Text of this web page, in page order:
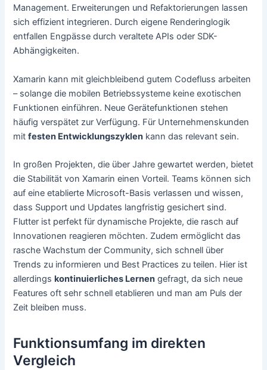
Management. Erweiterungen und Refaktorierungen lassen
sich effizient integrieren. Durch eigene Renderinglogik
entfallen Engpässe durch veraltete APIs oder SDK-
Abhängigkeiten.
Xamarin kann mit gleichbleibend gutem Codefluss arbeiten
– solange die mobilen Betriebssysteme keine exotischen
Funktionen einführen. Neue Gerätefunktionen stehen
häufig verspätet zur Verfügung. Für Unternehmenskunden
mitfesten Entwicklungszyklen kann das relevant sein.
In großen Projekten, die über Jahre gewartet werden, bietet
die Stabilität von Xamarin einen Vorteil. Teams können sich
auf eine etablierte Microsoft-Basis verlassen und wissen,
dass Support und Updates langfristig gesichert sind.
Flutter ist perfekt für dynamische Projekte, die rasch auf
Innovationen reagieren möchten. Zudem ermöglicht das
rasche Wachstum der Community, sich schnell über
Trends zu informieren und Best Practices zu teilen. Hier ist
allerdingskontinuierliches Lernen gefragt, da sich neue
Features oft sehr schnell etablieren und man am Puls der
Zeit bleiben muss.
Funktionsumfang im direkten
Vergleich